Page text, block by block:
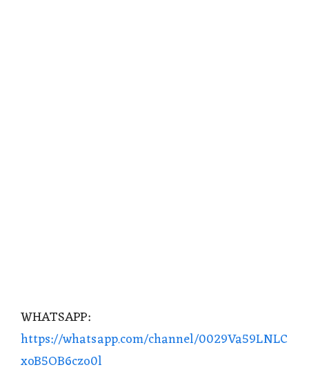
WHATSAPP:
https://whatsapp.com/channel/0029Va59LNLC
xoB5OB6czo0l